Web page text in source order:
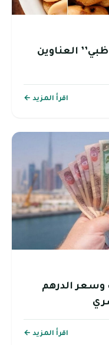
العناوين
اقرأ المزيد ←
وسعر الدرهم
اقرأ المزيد ←